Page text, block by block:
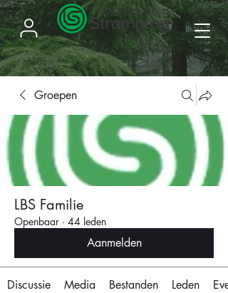
Groepen
LBS Familie
Openbaar · 44 leden
Aanmelden
Discussie Media Bestanden Leden